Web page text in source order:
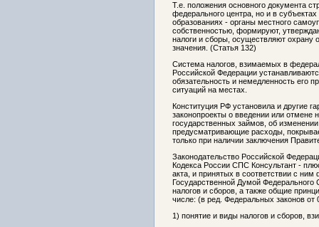
Т.е. положения основного документа
федерального центра, но и в
образованиях - органы местного
собственностью, формируют,
налоги и сборы, осуществляют охрану
значения. (Статья 132)
Система налогов, взимаемых в
Российской Федерации
обязательность и немедленность его
ситуаций на местах.
Конституция РФ установила и другие
законопроекты о введении или отмене
государственных займов, об
предусматривающие расходы,
только при наличии заключения
Законодательство Российской
Кодекса России СПС Консультант -
акта, и принятых в соответствии с
Государственной Думой Федерального
налогов и сборов, а также общие
числе: (в ред. Федеральных законов
1) понятие и виды налогов и сборов,